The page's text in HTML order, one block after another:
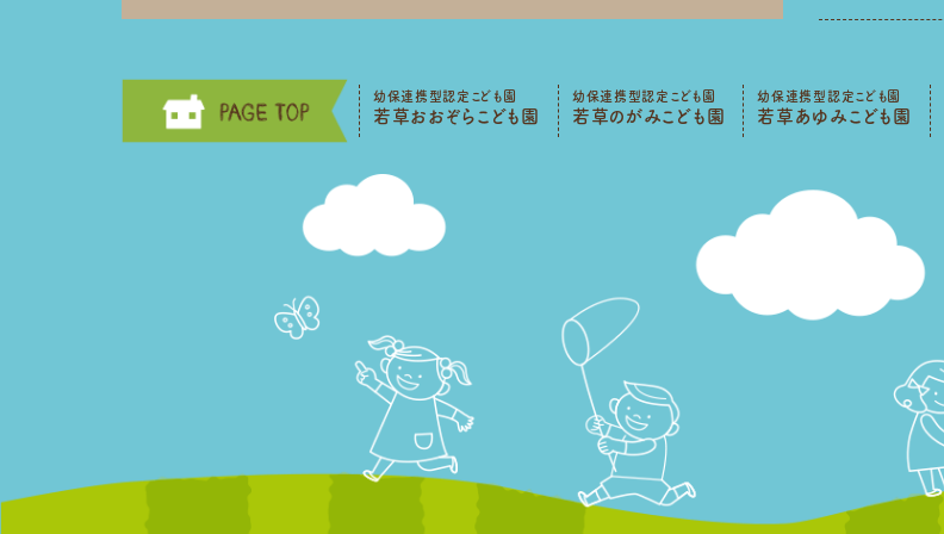
幼保連携型認定こども園
若草おおぞらこども園
幼保連携型認定こども園
若草のがみこども園
幼保連携型認定こども園
若草あゆみこども園